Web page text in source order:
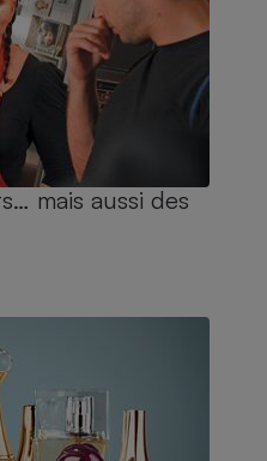
mais aussi des